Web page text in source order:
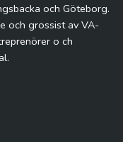
och Göteborg.
och grossist av VA-
o ch